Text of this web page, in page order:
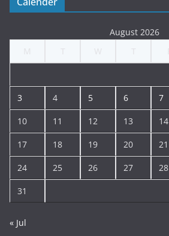
August 2026
3 4 5 6 7
10 11 12 13 14
17 18 19 20 21
24 25 26 27 28
31
« Jul